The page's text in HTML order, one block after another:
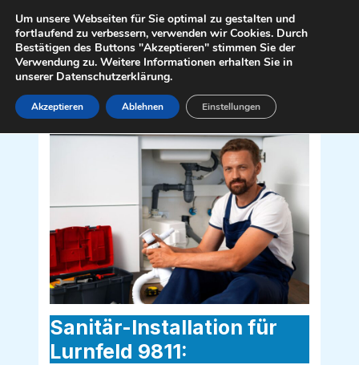
Inhalt
springen
Sanitär Installateur für Lurnfeld 9811
Sanitär-Installation für
Lurnfeld 9811:
Um unsere Webseiten für Sie optimal zu gestalten und
fortlaufend zu verbessern, verwenden wir Cookies. Durch
Bestätigen des Buttons "Akzeptieren" stimmen Sie der
Verwendung zu. Weitere Informationen erhalten Sie in
unserer Datenschutzerklärung.
Akzeptieren Ablehnen Einstellungen